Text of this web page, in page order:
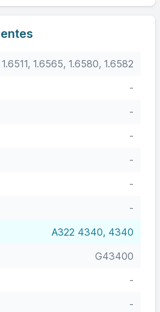
1.6511, 1.6565, 1.6580, 1.6582
-
-
-
-
-
-
A322 4340, 4340
G43400
-
-